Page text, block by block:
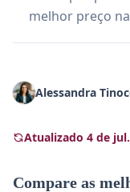
melhor preço
Alessandra
Atualizado 4 de
Compare as